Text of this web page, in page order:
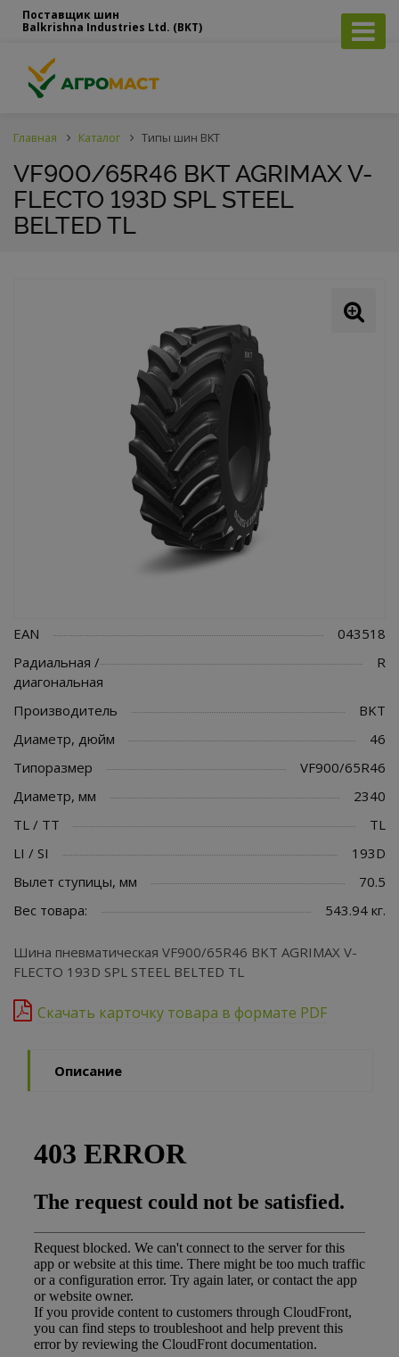
Поставщик шин
Balkrishna Industries Ltd. (BKT)
Главная Каталог Типы шин BKT
VF900/65R46 BKT AGRIMAX V-
FLECTO 193D SPL STEEL
BELTED TL
EAN
043518
Радиальная /
диагональная
R
Производитель
BKT
Диаметр, дюйм
46
Типоразмер
VF900/65R46
Диаметр, мм
2340
TL / TT
TL
LI / SI
193D
Вылет ступицы, мм
70.5
Вес товара:
543.94 кг.
Шина пневматическая VF900/65R46 BKT AGRIMAX V-
FLECTO 193D SPL STEEL BELTED TL
Скачать карточку товара в формате PDF
Описание